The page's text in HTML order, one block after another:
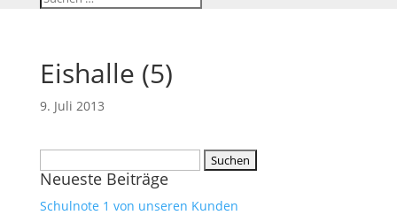
Eishalle (5)
9. Juli 2013
nach:
Neueste Beiträge
Schulnote 1 von unseren Kunden